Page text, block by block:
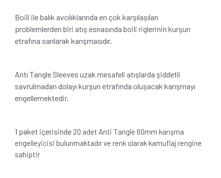
Boili ile balık avcılıklarında en çok karşılaşılan
problemlerden biri atış esnasında boili riglerinin kurşun
etrafına sarılarak karışmasıdır.
Antı Tangle Sleeves uzak mesafeli atışlarda şiddetli
savrulmadan dolayı kurşun etrafında oluşacak karışmayı
engellemektedir.
1 paket içerisinde 20 adet Anti Tangle 60mm karışma
engelleyicisi bulunmaktadır ve renk olarak kamuflaj rengine
sahiptir